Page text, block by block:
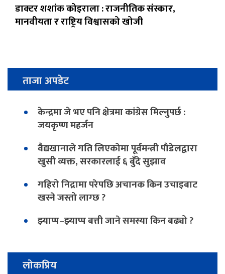
डाक्टर शशांक कोइराला : राजनीतिक संस्कार,
मानवीयता र राष्ट्रिय विश्वासको खोजी
ताजा अपडेट
केन्द्रमा जे भए पनि क्षेत्रमा कांग्रेस मिल्नुपर्छ :
जयकृष्ण महर्जन
वैद्यखानाले गति लिएकोमा पूर्वमन्त्री पौडेलद्वारा
खुसी व्यक्त, सरकारलाई ६ बुँदे सुझाव
गहिरो निद्रामा परेपछि अचानक किन उचाइबाट
खस्ने जस्तो लाग्छ ?
झ्याप्प–झ्याप्प बत्ती जाने समस्या किन बढ्यो ?
लोकप्रिय